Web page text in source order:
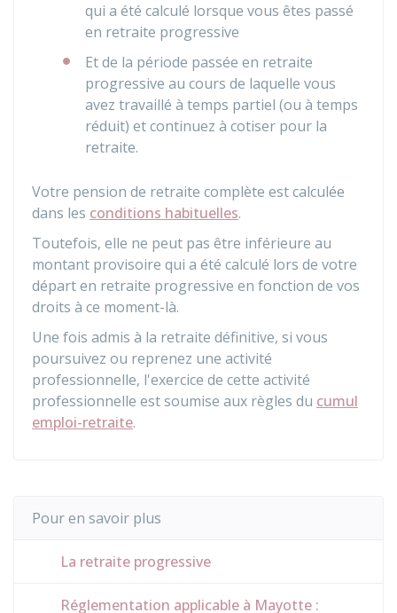
qui a été calculé lorsque vous êtes passé
en retraite progressive
Et de la période passée en retraite
progressive au cours de laquelle vous
avez travaillé à temps partiel (ou à temps
réduit) et continuez à cotiser pour la
retraite.
Votre pension de retraite complète est calculée
dans les conditions habituelles.
Toutefois, elle ne peut pas être inférieure au
montant provisoire qui a été calculé lors de votre
départ en retraite progressive en fonction de vos
droits à ce moment-là.
Une fois admis à la retraite définitive, si vous
poursuivez ou reprenez une activité
professionnelle, l'exercice de cette activité
professionnelle est soumise aux règles du cumul
emploi-retraite.
Pour en savoir plus
La retraite progressive
Réglementation applicable à Mayotte :